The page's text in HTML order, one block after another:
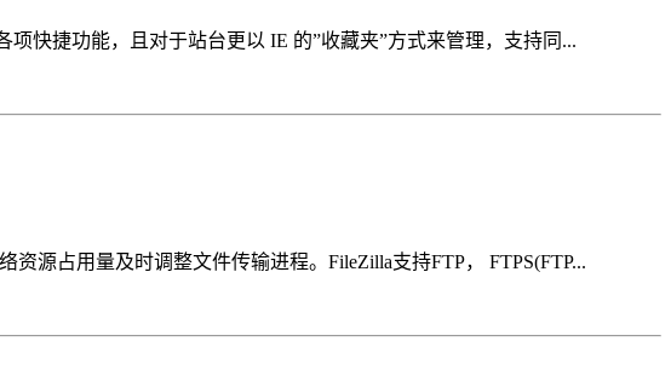
快捷功能，且对于站台更以 IE 的”收藏夹”方式来管理，支持同...
源占用量及时调整文件传输进程。FileZilla支持FTP， FTPS(FTP...